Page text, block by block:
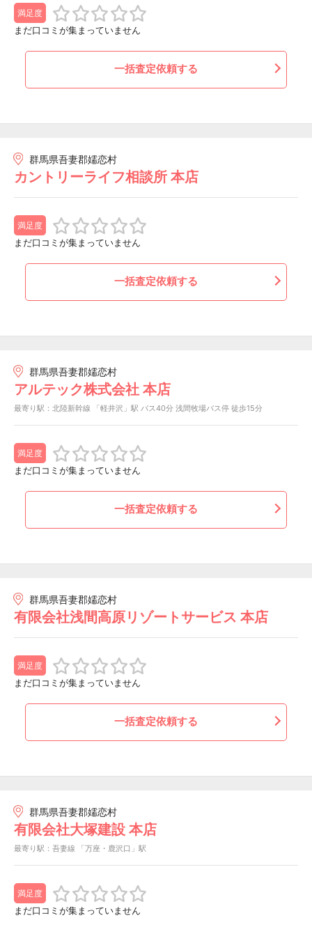
満足度
まだ口コミが集まっていません
一括査定依頼する
群馬県吾妻郡嬬恋村
カントリーライフ相談所 本店
満足度
まだ口コミが集まっていません
一括査定依頼する
群馬県吾妻郡嬬恋村
アルテック株式会社 本店
最寄り駅：北陸新幹線 「軽井沢」駅 バス40分 浅間牧場バス停 徒歩15分
満足度
まだ口コミが集まっていません
一括査定依頼する
群馬県吾妻郡嬬恋村
有限会社浅間高原リゾートサービス 本店
満足度
まだ口コミが集まっていません
一括査定依頼する
群馬県吾妻郡嬬恋村
有限会社大塚建設 本店
最寄り駅：吾妻線 「万座・鹿沢口」駅
満足度
まだ口コミが集まっていません